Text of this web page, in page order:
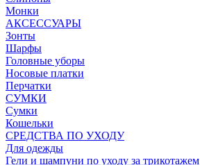
Монки
АКСЕССУАРЫ
Зонты
Шарфы
Головные уборы
Носовые платки
Перчатки
СУМКИ
Сумки
Кошельки
CРЕДСТВА ПО УХОДУ
Для одежды
Гели и шампуни по уходу за трикотажем